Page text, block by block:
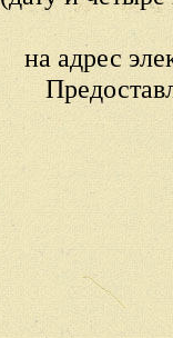
на адрес